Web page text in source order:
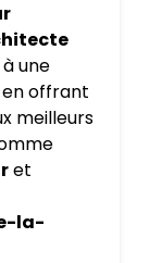
une
offrant
meilleurs
et
la-